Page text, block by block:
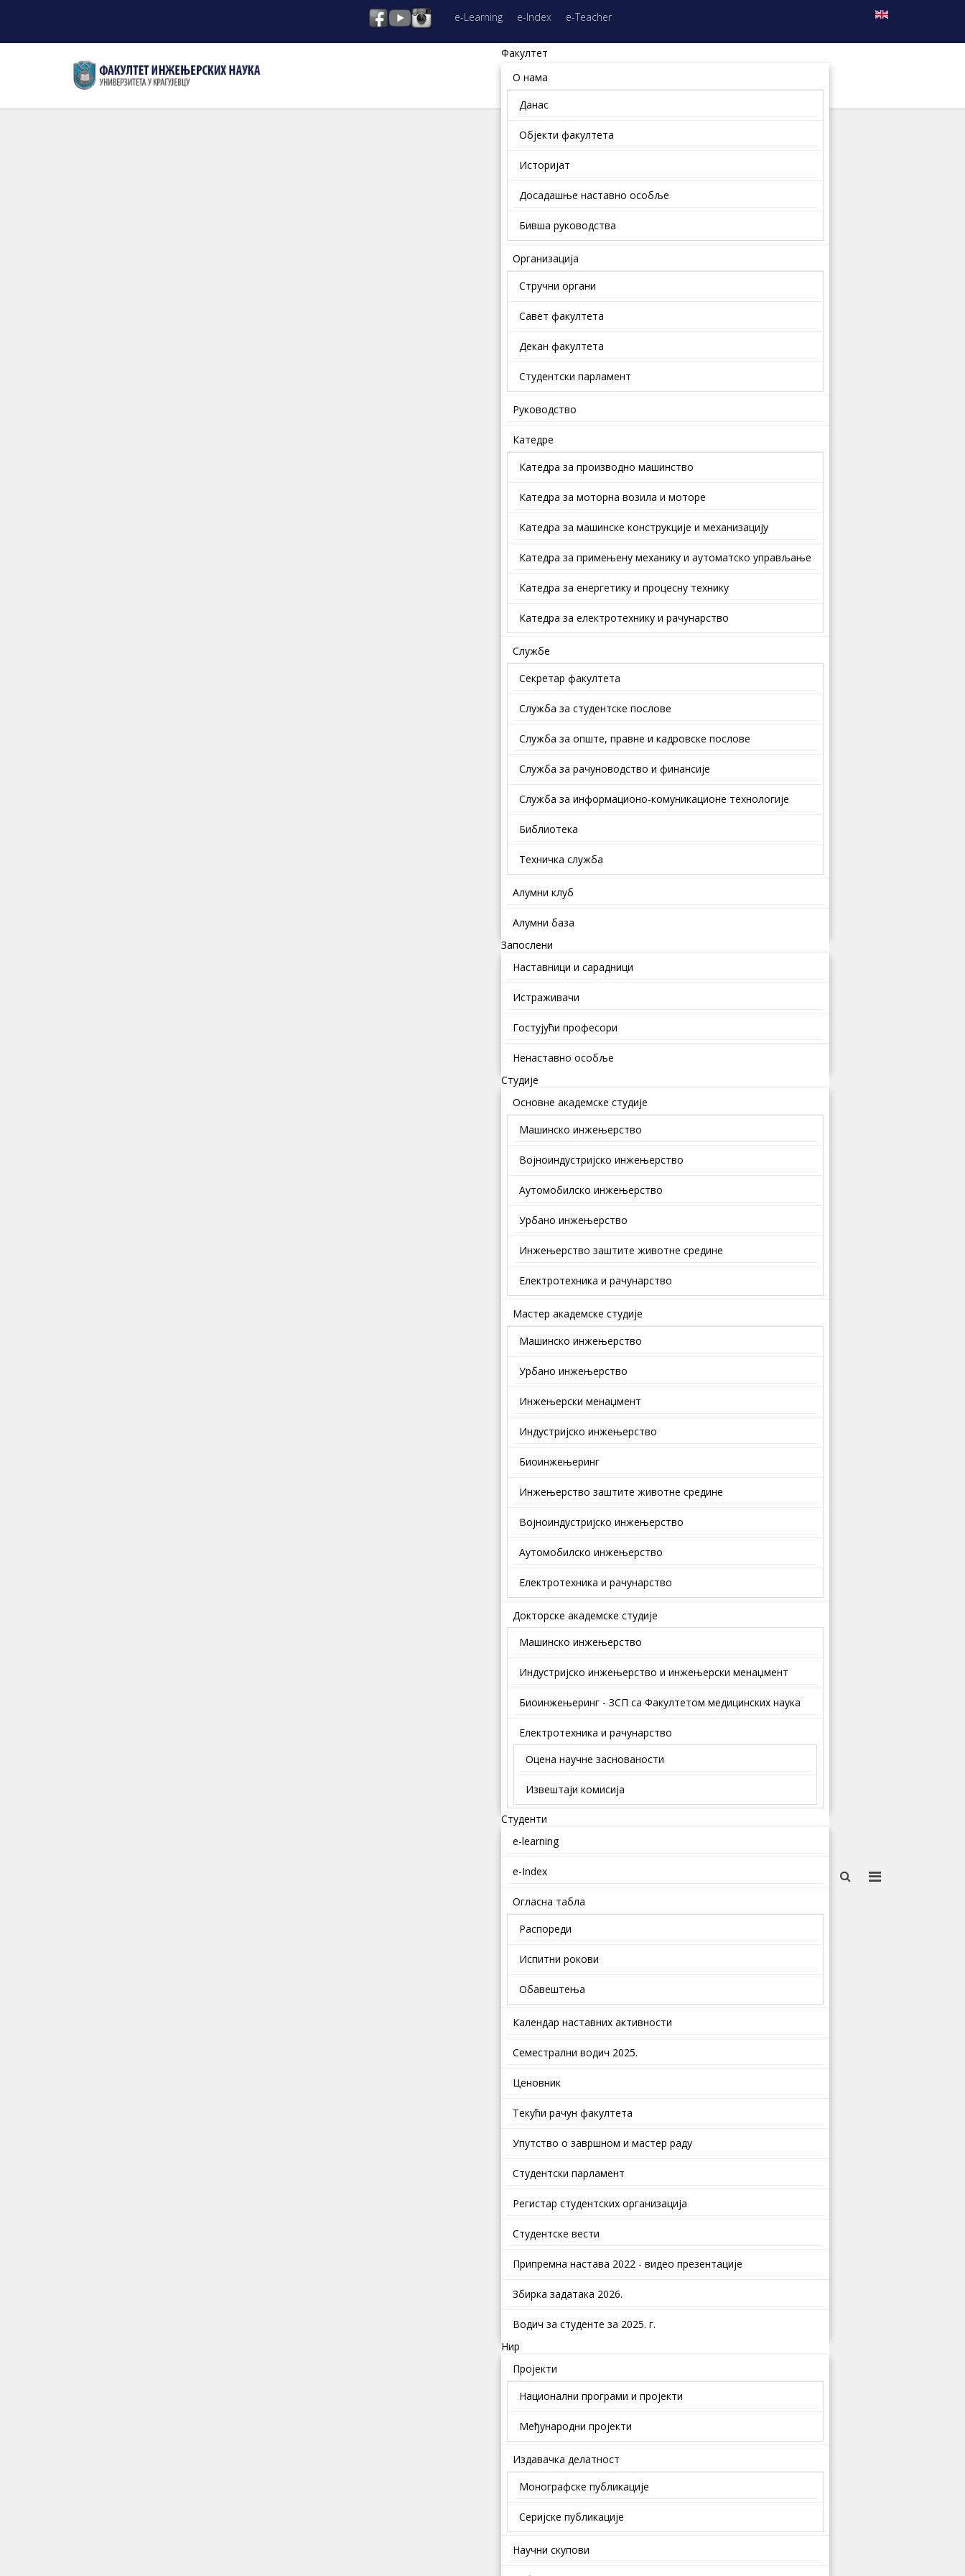
e-Learning e-Index e-Teacher
Факултет
О нама
Данас
Објекти факултета
Историјат
Досадашње наставно особље
Бивша руководства
Организација
Стручни органи
Савет факултета
Декан факултета
Студентски парламент
Руководство
Катедре
Катедра за производно машинство
Катедра за моторна возила и моторе
Катедра за машинске конструкције и механизацију
Катедра за примењену механику и аутоматско управљање
Катедра за енергетику и процесну технику
Катедра за електротехнику и рачунарство
Службе
Секретар факултета
Служба за студентске послове
Службa зa oпштe, прaвнe и кaдрoвскe пoслoвe
Служба за рачуноводство и финансије
Служба за информационо-комуникационе технологије
Библиотека
Техничка служба
Алумни клуб
Алумни база
Запослени
Наставници и сарадници
Истраживачи
Гостујући професори
Ненаставно особље
Студије
Основне академске студије
Машинско инжењерство
Војноиндустријско инжењерство
Аутомобилско инжењерство
Урбано инжењерство
Инжењерство заштите животне средине
Електротехника и рачунарство
Мастер академске студије
Машинско инжењерство
Урбано инжењерство
Инжењерски менаџмент
Индустријско инжењерство
Биоинжењеринг
Инжењерство заштите животне средине
Војноиндустријско инжењерство
Аутомобилско инжењерство
Електротехника и рачунарство
Докторске академске студије
Mашинско инжењерство
Индустријско инжењерство и инжењерски менаџмент
Биоинжењеринг - ЗСП са Факултетом медицинских наука
Електротехника и рачунарство
Оцена научне заснованости
Извештаји комисија
Студенти
e-learning
e-Index
Огласна табла
Распореди
Испитни рокови
Обавештења
Календар наставних активности
Семестрални водич 2025.
Ценовник
Текући рачун факултета
Упутство о завршном и мастер раду
Студентски парламент
Регистар студентских организација
Студентске вести
Припремна настава 2022 - видео презентације
Збирка задатака 2026.
Водич за студенте за 2025. г.
Нир
Пројекти
Национални програми и пројекти
Међународни пројекти
Издавачка делатност
Монографске публикације
Серијске публикације
Научни скупови